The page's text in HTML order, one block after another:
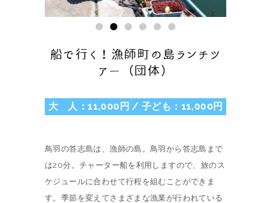
船で行く！漁師町の島ランチツ
アー（団体）
大 人：11,000円 / 子ども：11,000円
鳥羽の答志島は、漁師の島。鳥羽から答志島まで
は20分。チャーター船を利用しますので、旅のス
ケジュールに合わせて行程を組むことができま
す。季節を変えてさまざまな漁業が行われている